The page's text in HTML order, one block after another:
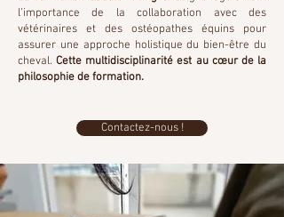
l’importance de la collaboration avec des
vétérinaires et des ostéopathes équins pour
assurer une approche holistique du bien-être du
cheval.Cette multidisciplinarité est au cœur de la
philosophie de formation.
Contactez-nous !